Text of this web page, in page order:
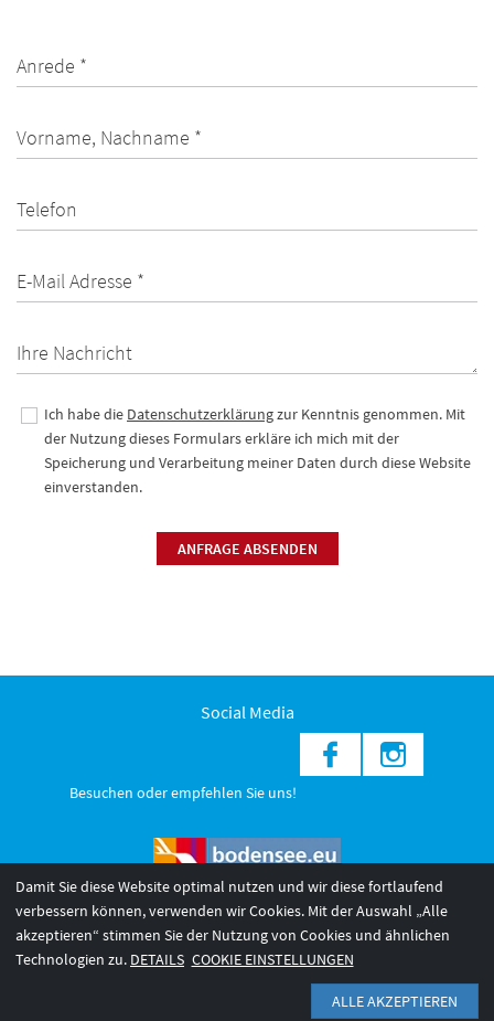
Anrede *
Vorname, Nachname *
Telefon
E-Mail Adresse *
Ihre Nachricht
Ich habe die Datenschutzerklärungzur Kenntnis genommen. Mit
der Nutzung dieses Formulars erkläre ich mich mit der
Speicherung und Verarbeitung meiner Daten durch diese Website
einverstanden.
ANFRAGE ABSENDEN
Social Media
Besuchen oder empfehlen Sie uns!
© 2026 Internationale Bodensee Tourismus GmbH
Damit Sie diese Website optimal nutzen und wir diese fortlaufend
verbessern können, verwenden wir Cookies. Mit der Auswahl „Alle
akzeptieren“ stimmen Sie der Nutzung von Cookies und ähnlichen
Technologien zu. DETAILS COOKIE EINSTELLUNGEN
ALLE AKZEPTIEREN